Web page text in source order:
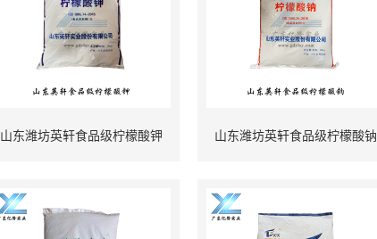
山东潍坊英轩食品级柠檬酸钾 山东潍坊英轩食品级柠檬酸钠